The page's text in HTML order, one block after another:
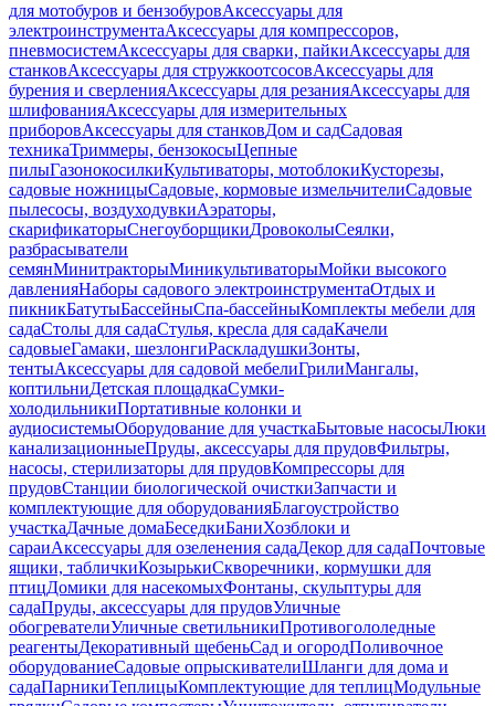
для мотобуров и бензобуровАксессуары для
электроинструментаАксессуары для компрессоров,
пневмосистемАксессуары для сварки, пайкиАксессуары для
станковАксессуары для стружкоотсосовАксессуары для
бурения и сверленияАксессуары для резанияАксессуары для
шлифованияАксессуары для измерительных
приборовАксессуары для станковДом и садСадовая
техникаТриммеры, бензокосыЦепные
пилыГазонокосилкиКультиваторы, мотоблокиКусторезы,
садовые ножницыСадовые, кормовые измельчителиСадовые
пылесосы, воздуходувкиАэраторы,
скарификаторыСнегоуборщикиДровоколыСеялки,
разбрасыватели
семянМинитракторыМиникультиваторыМойки высокого
давленияНаборы садового электроинструментаОтдых и
пикникБатутыБассейныСпа-бассейныКомплекты мебели для
садаСтолы для садаСтулья, кресла для садаКачели
садовыеГамаки, шезлонгиРаскладушкиЗонты,
тентыАксессуары для садовой мебелиГрилиМангалы,
коптильниДетская площадкаСумки-
холодильникиПортативные колонки и
аудиосистемыОборудование для участкаБытовые насосыЛюки
канализационныеПруды, аксессуары для прудовФильтры,
насосы, стерилизаторы для прудовКомпрессоры для
прудовСтанции биологической очисткиЗапчасти и
комплектующие для оборудованияБлагоустройство
участкаДачные домаБеседкиБаниХозблоки и
сараиАксессуары для озеленения садаДекор для садаПочтовые
ящики, табличкиКозырькиСкворечники, кормушки для
птицДомики для насекомыхФонтаны, скульптуры для
садаПруды, аксессуары для прудовУличные
обогревателиУличные светильникиПротивогололедные
реагентыДекоративный щебеньСад и огородПоливочное
оборудованиеСадовые опрыскивателиШланги для дома и
садаПарникиТеплицыКомплектующие для теплицМодульные